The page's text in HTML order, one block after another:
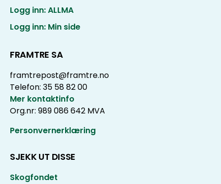
Logg inn: ALLMA
Logg inn: Min side
FRAMTRE SA
framtrepost@framtre.no
Telefon: 35 58 82 00
Mer kontaktinfo
Org.nr: 989 086 642 MVA
Personvernerklæring
SJEKK UT DISSE
Skogfondet